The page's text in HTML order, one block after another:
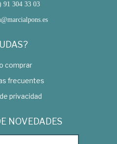
91 304 33 03
comprar
frecuentes
privacidad
NOVEDADES